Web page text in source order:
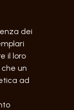
dei
il loro
un
ad